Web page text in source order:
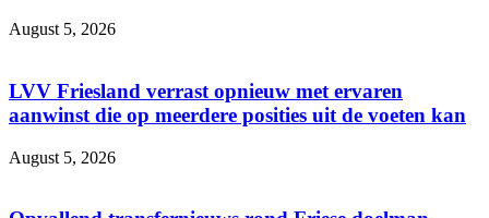
August 5, 2026
LVV Friesland verrast opnieuw met ervaren
aanwinst die op meerdere posities uit de voeten kan
August 5, 2026